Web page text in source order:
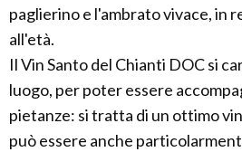
paglierino e l'ambrato vivace, in
all'età.
Il Vin Santo del Chianti DOC si
luogo, per poter essere
pietanze: si tratta di un ottimo
può essere anche